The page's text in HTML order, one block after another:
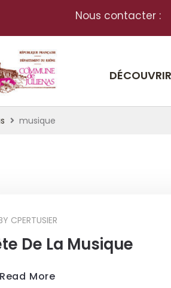
Nous contacter :
musique
CPERTUSIER
De La Musique
Read More